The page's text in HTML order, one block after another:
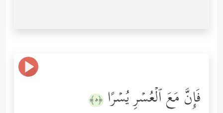
فَإِنَّ مَعَ ٱلۡعُسۡرِ یُسۡرًا ﴿٥﴾